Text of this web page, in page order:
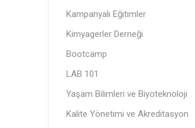
Kampanyalı Eğitimler
Kimyagerler Derneği
Bootcamp
LAB 101
Yaşam Bilimleri ve Biyoteknoloji
Kalite Yönetimi ve Akreditasyon